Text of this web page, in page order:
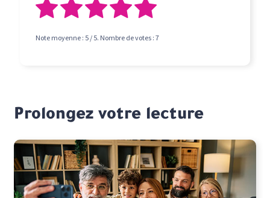
Note moyenne : 5 / 5. Nombre de votes :7
Prolongez votre lecture